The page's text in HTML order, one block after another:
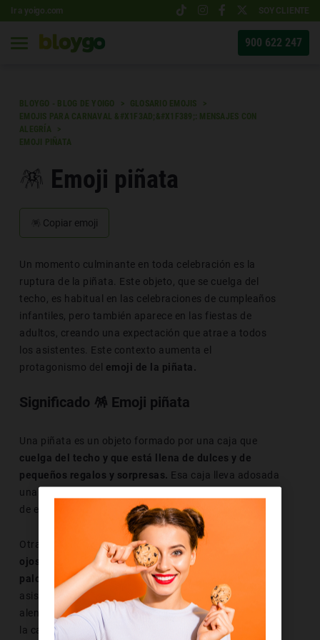
Ir a yoigo.com SOY CLIENTE
900 622 247
BLOYGO - BLOG DE YOIGO
GLOSARIO EMOJIS
EMOJIS PARA CARNAVAL &#X1F3AD;&#X1F389;: MENSAJES CON
ALEGRÍA
EMOJI PIÑATA
🪅 Emoji piñata
🪅 Copiar emoji
Un momento culminante en toda celebración es la
ruptura de la piñata. Este objeto, que se cuelga del
techo, es habitual en las celebraciones de cumpleaños
infantiles, pero también aparece en las fiestas de
adultos, creando una expectación que atrae a todos
los asistentes. Este contexto aumenta el
protagonismo del emoji de la piñata.
Significado 🪅 Emoji piñata
Una piñata es un objeto formado por una caja que
cuelga del techo y que está llena de dulces y de
pequeños regalos y sorpresas. Esa caja lleva adosada
una cuerda, y cuando el protagonista de la fiesta tira
de ella, se abre dejando que caiga todo su contenido.
Otra forma de romper la piñata se basa en
ojos del protagonista de la fiesta y entregarle un
palo para que abra la piñata a tientas.
asistentes al evento se sitúan alrededor de esa piñata,
alentando y cantando en el momento en el que se abre
la caja. Romper la piñata siempre es un momento de